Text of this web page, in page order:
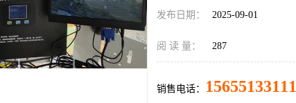
发布日期： 2025-09-01
阅 读 量： 287
销售电话： 15655133111